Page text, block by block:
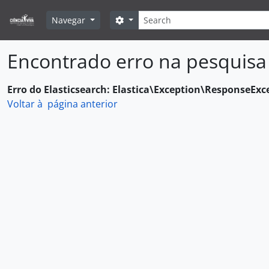
Navegar
Pesquisar
Search options
Encontrado erro na pesquisa
Erro do Elasticsearch:
Voltar à página anterior